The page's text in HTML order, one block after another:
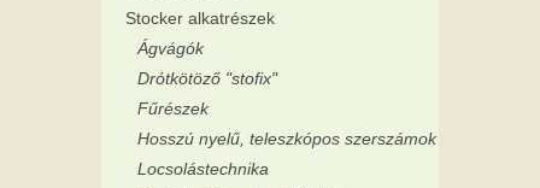
Stocker alkatrészek
Ágvágók
Drótkötöző "stofix"
Fűrészek
Hosszú nyelű, teleszkópos szerszámok
Locsolástechnika